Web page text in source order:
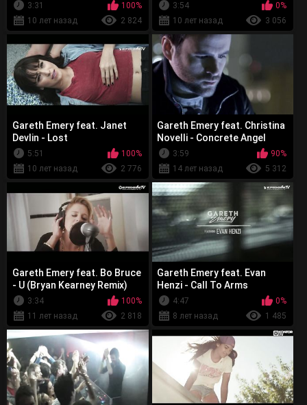
3:31
100%
10 лет назад
2 824
3:54
0%
10 лет назад
3 056
Gareth Emery feat. Janet
Devlin - Lost
5:51
100%
10 лет назад
2 776
Gareth Emery feat. Christina
Novelli - Concrete Angel
3:59
90%
14 лет назад
5 312
Gareth Emery feat. Bo Bruce
- U (Bryan Kearney Remix)
3:34
100%
11 лет назад
2 818
Gareth Emery feat. Evan
Henzi - Call To Arms
4:47
0%
8 лет назад
1 485